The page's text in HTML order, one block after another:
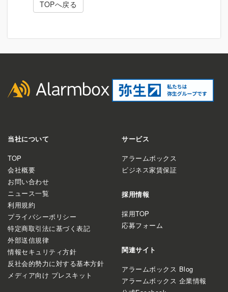
TOPへ戻る
当社について
TOP
会社概要
お問い合わせ
ニュース一覧
利用規約
プライバシーポリシー
特定商取引法に基づく表記
外部送信規律
情報セキュリティ方針
反社会的勢力に対する基本方針
メディア向け プレスキット
サービス
アラームボックス
ビジネス家賃保証
採用情報
採用TOP
応募フォーム
関連サイト
アラームボックス Blog
アラームボックス 企業情報